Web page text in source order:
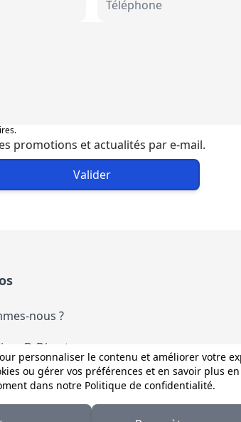
personnaliser le contenu et améliorer votre
ou gérer vos préférences et en savoir plus
dans notre Politique de confidentialité.
promotions et actualités par e-mail.
Valider
nous ?
D-Direct